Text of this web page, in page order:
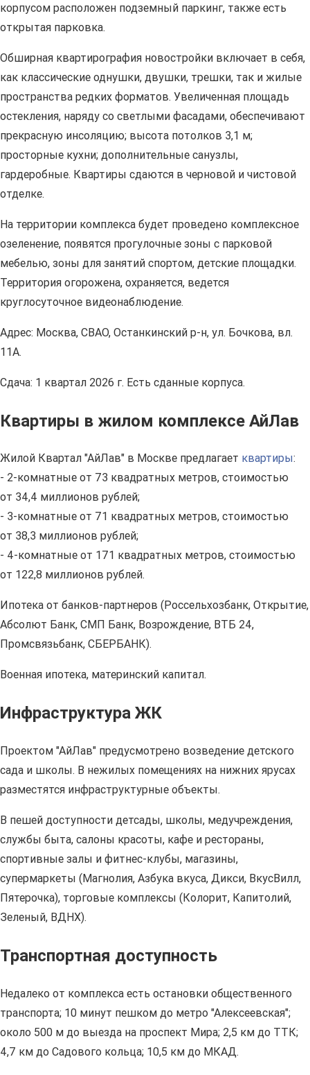
корпусом расположен подземный паркинг, также есть
открытая парковка.
Обширная квартирография новостройки включает в себя,
как классические однушки, двушки, трешки, так и жилые
пространства редких форматов. Увеличенная площадь
остекления, наряду со светлыми фасадами, обеспечивают
прекрасную инсоляцию; высота потолков 3,1 м;
просторные кухни; дополнительные санузлы,
гардеробные. Квартиры сдаются в черновой и чистовой
отделке.
На территории комплекса будет проведено комплексное
озеленение, появятся прогулочные зоны с парковой
мебелью, зоны для занятий спортом, детские площадки.
Территория огорожена, охраняется, ведется
круглосуточное видеонаблюдение.
Адрес: Москва, СВАО, Останкинский р-н, ул. Бочкова, вл.
11А.
Сдача: 1 квартал 2026 г. Есть сданные корпуса.
Квартиры в жилом комплексе АйЛав
Жилой Квартал "АйЛав" в Москве предлагает квартиры:
- 2-комнатные от 73 квадратных метров, стоимостью
от 34,4 миллионов рублей;
- 3-комнатные от 71 квадратных метров, стоимостью
от 38,3 миллионов рублей;
- 4-комнатные от 171 квадратных метров, стоимостью
от 122,8 миллионов рублей.
Ипотека от банков-партнеров (Россельхозбанк, Открытие,
Абсолют Банк, СМП Банк, Возрождение, ВТБ 24,
Промсвязьбанк, СБЕРБАНК).
Военная ипотека, материнский капитал.
Инфраструктура ЖК
Проектом "АйЛав" предусмотрено возведение детского
сада и школы. В нежилых помещениях на нижних ярусах
разместятся инфраструктурные объекты.
В пешей доступности детсады, школы, медучреждения,
службы быта, салоны красоты, кафе и рестораны,
спортивные залы и фитнес-клубы, магазины,
супермаркеты (Магнолия, Азбука вкуса, Дикси, ВкусВилл,
Пятерочка), торговые комплексы (Колорит, Капитолий,
Зеленый, ВДНХ).
Транспортная доступность
Недалеко от комплекса есть остановки общественного
транспорта; 10 минут пешком до метро "Алексеевская";
около 500 м до выезда на проспект Мира; 2,5 км до ТТК;
4,7 км до Садового кольца; 10,5 км до МКАД.